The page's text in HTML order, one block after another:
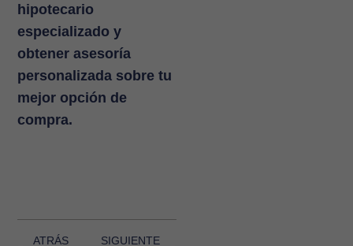
hipotecario
especializado y
obtener asesoría
personalizada sobre tu
mejor opción de
compra.
ATRÁS SIGUIENTE